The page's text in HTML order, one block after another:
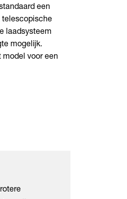
een
telescopische
laadsysteem
mogelijk.
voor een